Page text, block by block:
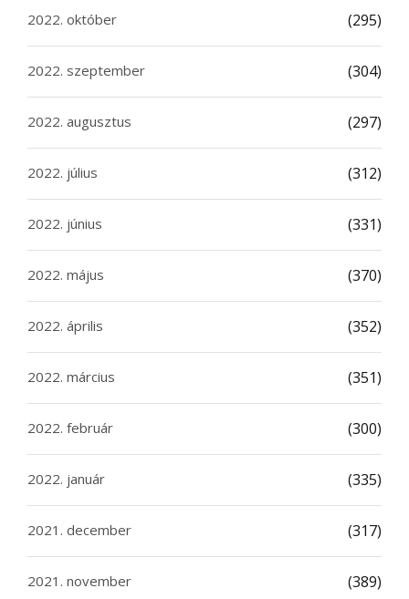
2022. október (295)
2022. szeptember (304)
2022. augusztus (297)
2022. július (312)
2022. június (331)
2022. május (370)
2022. április (352)
2022. március (351)
2022. február (300)
2022. január (335)
2021. december (317)
2021. november (389)